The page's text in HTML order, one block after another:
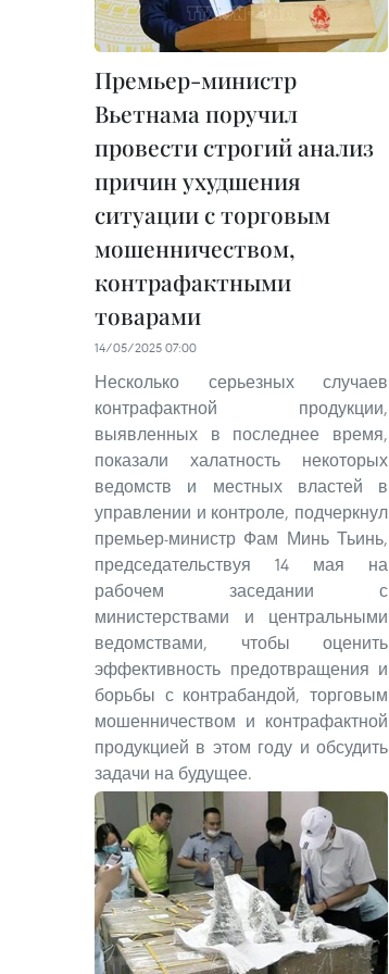
Премьер-министр
Вьетнама поручил
провести строгий анализ
причин ухудшения
ситуации с торговым
мошенничеством,
контрафактными
товарами
14/05/2025 07:00
Несколько серьезных случаев
контрафактной продукции,
выявленных в последнее время,
показали халатность некоторых
ведомств и местных властей в
управлении и контроле, подчеркнул
премьер-министр Фам Минь Тьинь,
председательствуя 14 мая на
рабочем заседании с
министерствами и центральными
ведомствами, чтобы оценить
эффективность предотвращения и
борьбы с контрабандой, торговым
мошенничеством и контрафактной
продукцией в этом году и обсудить
задачи на будущее.